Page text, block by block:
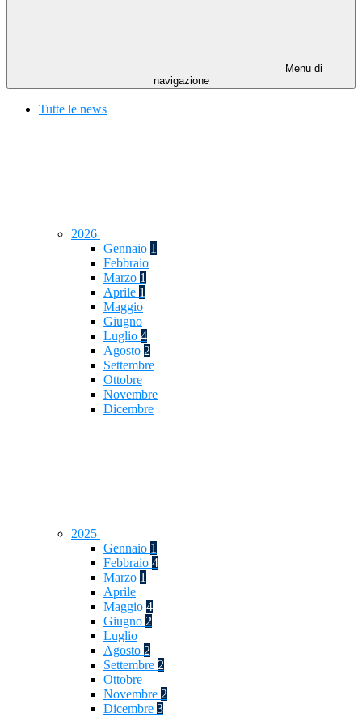
Menu di
navigazione
Tutte le news
2026
Gennaio 1
Febbraio
Marzo 1
Aprile 1
Maggio
Giugno
Luglio 4
Agosto 2
Settembre
Ottobre
Novembre
Dicembre
2025
Gennaio 1
Febbraio 4
Marzo 1
Aprile
Maggio 4
Giugno 2
Luglio
Agosto 2
Settembre 2
Ottobre
Novembre 2
Dicembre 3